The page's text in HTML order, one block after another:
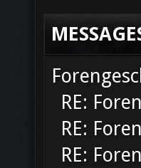
RE:
RE:
RE: